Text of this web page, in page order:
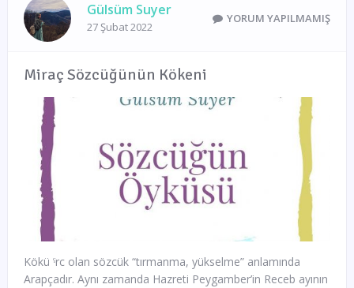
Gülsüm Suyer
27 Şubat 2022
YORUM YAPILMAMIŞ
Miraç Sözcüğünün Kökeni
Kökü ˁrc olan sözcük “tırmanma, yükselme” anlamında
Arapçadır. Aynı zamanda Hazreti Peygamber’in Receb ayının